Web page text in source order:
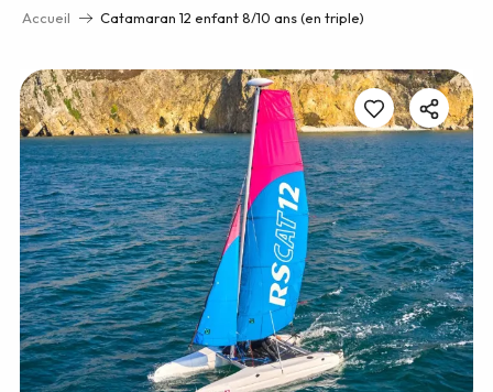
Accueil Catamaran 12 enfant 8/10 ans (en triple)